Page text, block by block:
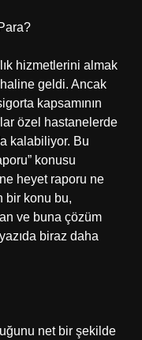
hizmetlerini almak
geldi. Ancak
kapsamının
özel hastanelerde
kalabiliyor. Bu
konusu
heyet raporu ne
bir konu bu,
ve buna çözüm
biraz daha
net bir şekilde